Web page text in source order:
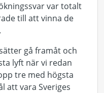
var totalt
till att vinna de
gå framåt och
lyft när vi redan
tre med högsta
att vara Sveriges